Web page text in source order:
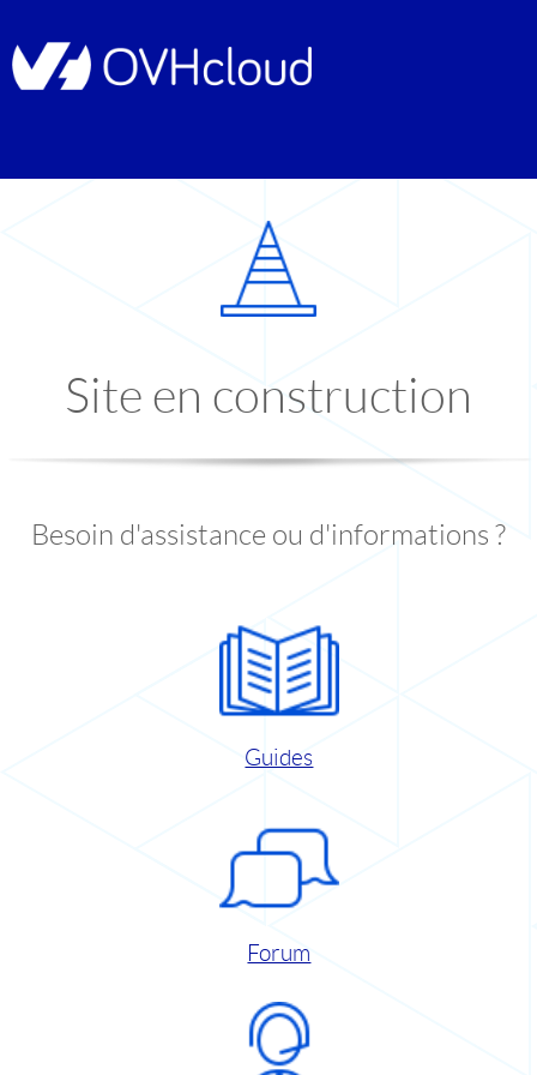
Site en construction
Besoin d'assistance ou d'informations ?
Guides
Forum